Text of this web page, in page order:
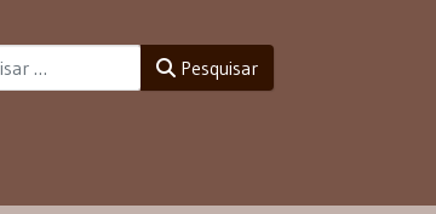
Pesquisar